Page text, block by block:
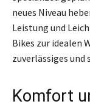
neues Niveau
Leistung und
Bikes zur idealen
zuverlässiges und
Komfort